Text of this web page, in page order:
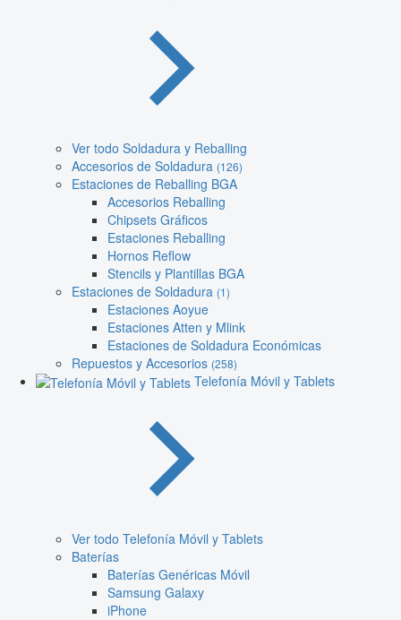
Ver todo Soldadura y Reballing
Accesorios de Soldadura (126)
Estaciones de Reballing BGA
Accesorios Reballing
Chipsets Gráficos
Estaciones Reballing
Hornos Reflow
Stencils y Plantillas BGA
Estaciones de Soldadura (1)
Estaciones Aoyue
Estaciones Atten y Mlink
Estaciones de Soldadura Económicas
Repuestos y Accesorios (258)
Telefonía Móvil y Tablets
Ver todo Telefonía Móvil y Tablets
Baterías
Baterías Genéricas Móvil
Samsung Galaxy
iPhone